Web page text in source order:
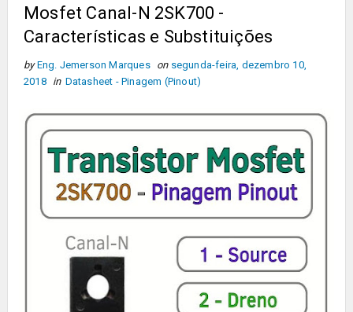
Mosfet Canal-N 2SK700 -
Características e Substituições
by Eng. Jemerson Marques on segunda-feira, dezembro 10,
2018
in Datasheet - Pinagem (Pinout)